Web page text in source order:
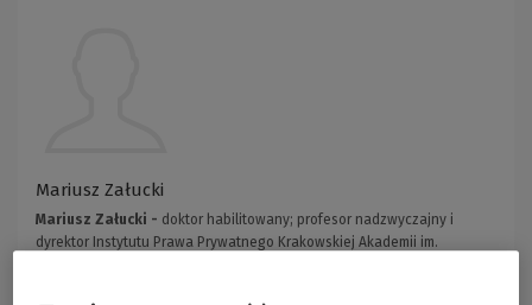
Mariusz Załucki
Mariusz Załucki - doktor habilitowany; profesor nadzwyczajny i
dyrektor Instytutu Prawa Prywatnego Krakowskiej Akademii im.